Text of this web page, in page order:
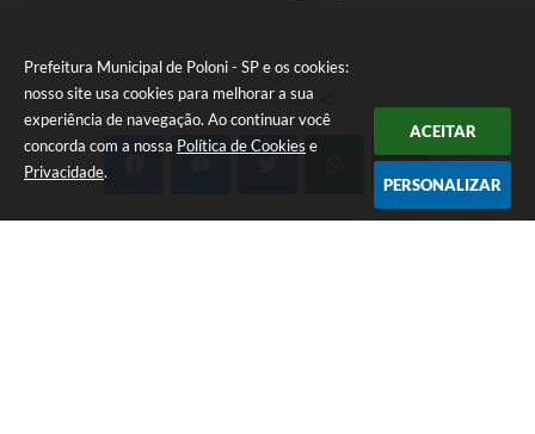
Prefeitura Municipal de Poloni - SP e os cookies:
nosso site usa cookies para melhorar a sua
experiência de navegação. Ao continuar você
concorda com a nossa Política de Cookies e
Privacidade.
ACEITAR
PERSONALIZAR
COMPARTILHAR